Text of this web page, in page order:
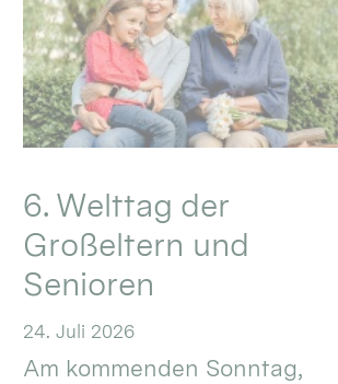
6. Welttag der
Großeltern und
Senioren
24. Juli 2026
Am kommenden Sonntag,